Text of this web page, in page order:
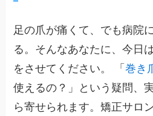
足の爪が痛くて、でも病院
る。そんなあなたに、今日
をさせてください。 「巻き
使えるの？」という疑問、
ら寄せられます。矯正サロ